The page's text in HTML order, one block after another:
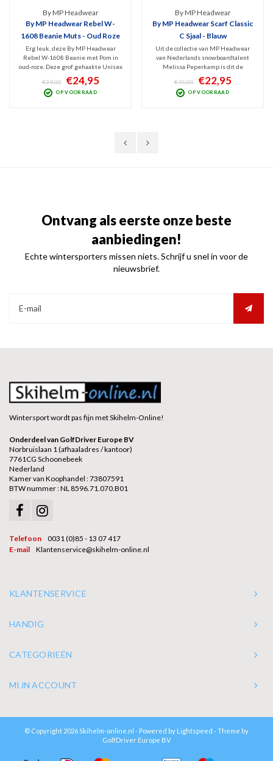
By MP Headwear
By MP Headwear Rebel W-
1608 Beanie Muts - Oud Roze
Erg leuk, deze By MP Headwear
Rebel W-1608 Beanie met Pom in
oud-roze. Deze grof gehaakte Unisex
beanie is van erg mooie kwaliteit
gemaakt. Heerlijk warm en
comfortabel dankzij de
€39,00 €24,95
OP VOORRAAD
By MP Headwear
By MP Headwear Scarf Classic
C Sjaal - Blauw
Uit de collectie van MP Headwear
van Nederlands snowboardtalent
Melissa Peperkamp is dit de
heerlijk warme Classic C Scarf. Deze
blauwe, grof gehaakte sjaal is 2
meter lang, uitgevoerd in
€45,00 €22,95
OP VOORRAAD
Ontvang als eerste onze beste
aanbiedingen!
Echte wintersporters missen niets. Schrijf u snel in voor de
nieuwsbrief.
Wintersport wordt pas fijn met Skihelm-Online!
Onderdeel van GolfDriver Europe BV
Norbruislaan 1 (afhaaladres / kantoor)
7761CG Schoonebeek
Nederland
Kamer van Koophandel : 73807591
BTW nummer : NL 8596.71.070.B01
Telefoon
0031 (0)85 - 13 07 417
E-mail
Klantenservice@skihelm-online.nl
KLANTENSERVICE
HANDIG
CATEGORIEËN
MIJN ACCOUNT
© Copyright 2026 Skihelm-online.nl - Powered by Lightspeed - Theme by
GolfDriver Europe BV